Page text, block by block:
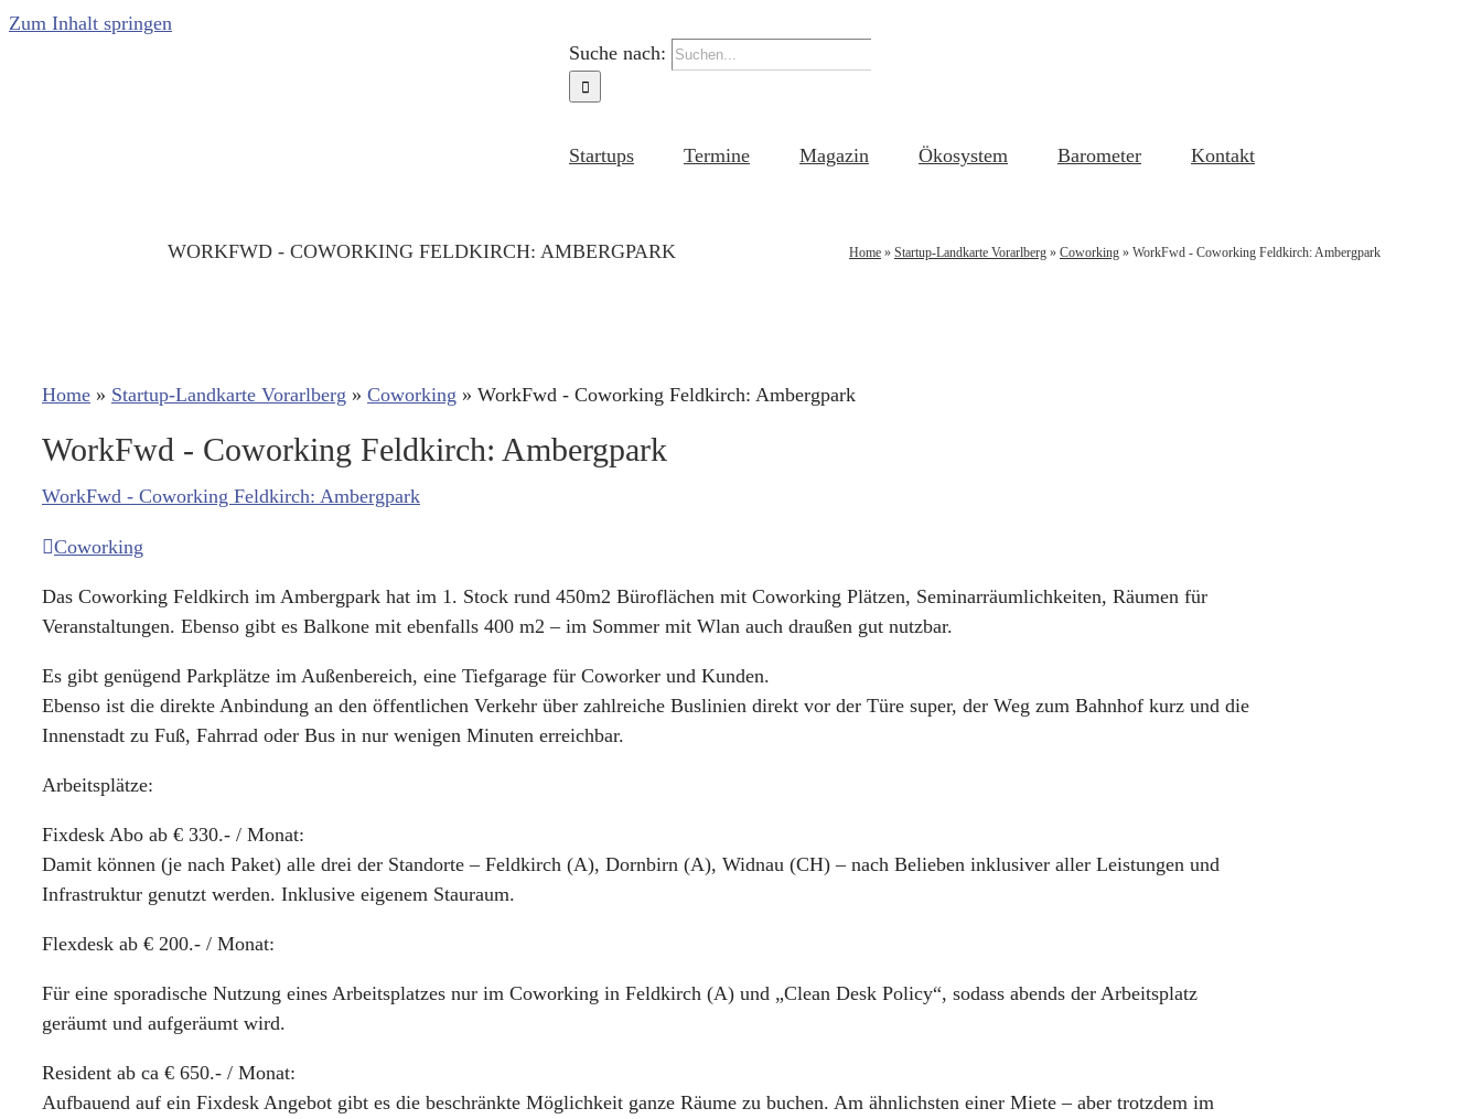
Zum Inhalt springen
Suche nach:
Startups Termine Magazin Ökosystem Barometer Kontakt
WORKFWD - COWORKING FELDKIRCH: AMBERGPARK Home » Startup-Landkarte Vorarlberg » Coworking » WorkFwd - Coworking Feldkirch: Ambergpark
Home » Startup-Landkarte Vorarlberg » Coworking » WorkFwd - Coworking Feldkirch: Ambergpark
WorkFwd - Coworking Feldkirch: Ambergpark
WorkFwd - Coworking Feldkirch: Ambergpark
Coworking
Das Coworking Feldkirch im Ambergpark hat im 1. Stock rund 450m2 Büroflächen mit Coworking Plätzen, Seminarräumlichkeiten, Räumen für
Veranstaltungen. Ebenso gibt es Balkone mit ebenfalls 400 m2 – im Sommer mit Wlan auch draußen gut nutzbar.
Es gibt genügend Parkplätze im Außenbereich, eine Tiefgarage für Coworker und Kunden.
Ebenso ist die direkte Anbindung an den öffentlichen Verkehr über zahlreiche Buslinien direkt vor der Türe super, der Weg zum Bahnhof kurz und die
Innenstadt zu Fuß, Fahrrad oder Bus in nur wenigen Minuten erreichbar.
Arbeitsplätze:
Fixdesk Abo ab € 330.- / Monat:
Damit können (je nach Paket) alle drei der Standorte – Feldkirch (A), Dornbirn (A), Widnau (CH) – nach Belieben inklusiver aller Leistungen und
Infrastruktur genutzt werden. Inklusive eigenem Stauraum.
Flexdesk ab € 200.- / Monat:
Für eine sporadische Nutzung eines Arbeitsplatzes nur im Coworking in Feldkirch (A) und „Clean Desk Policy“, sodass abends der Arbeitsplatz
geräumt und aufgeräumt wird.
Resident ab ca € 650.- / Monat:
Aufbauend auf ein Fixdesk Angebot gibt es die beschränkte Möglichkeit ganze Räume zu buchen. Am ähnlichsten einer Miete – aber trotzdem im